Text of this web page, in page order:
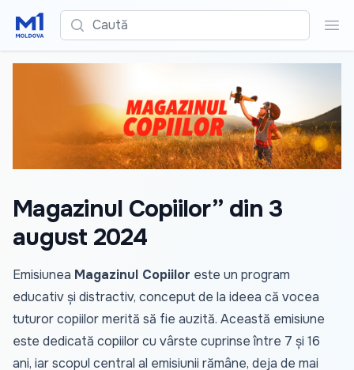
Caută
Magazinul Copiilor” din 3
august 2024
Emisiunea Magazinul Copiilor este un program
educativ și distractiv, conceput de la ideea că vocea
tuturor copiilor merită să fie auzită. Această emisiune
este dedicată copiilor cu vârste cuprinse între 7 și 16
ani, iar scopul central al emisiunii rămâne, deja de mai